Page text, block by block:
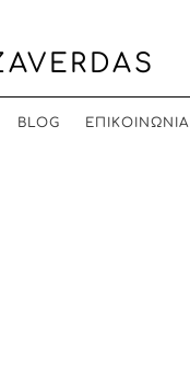
BLOG ΕΠΙΚΟΙΝΩΝΙΑ